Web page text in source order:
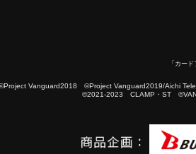
「カー
Vanguard2018 ©Project Vanguard2019/Aichi
©2021-2023 CLAMP・ST